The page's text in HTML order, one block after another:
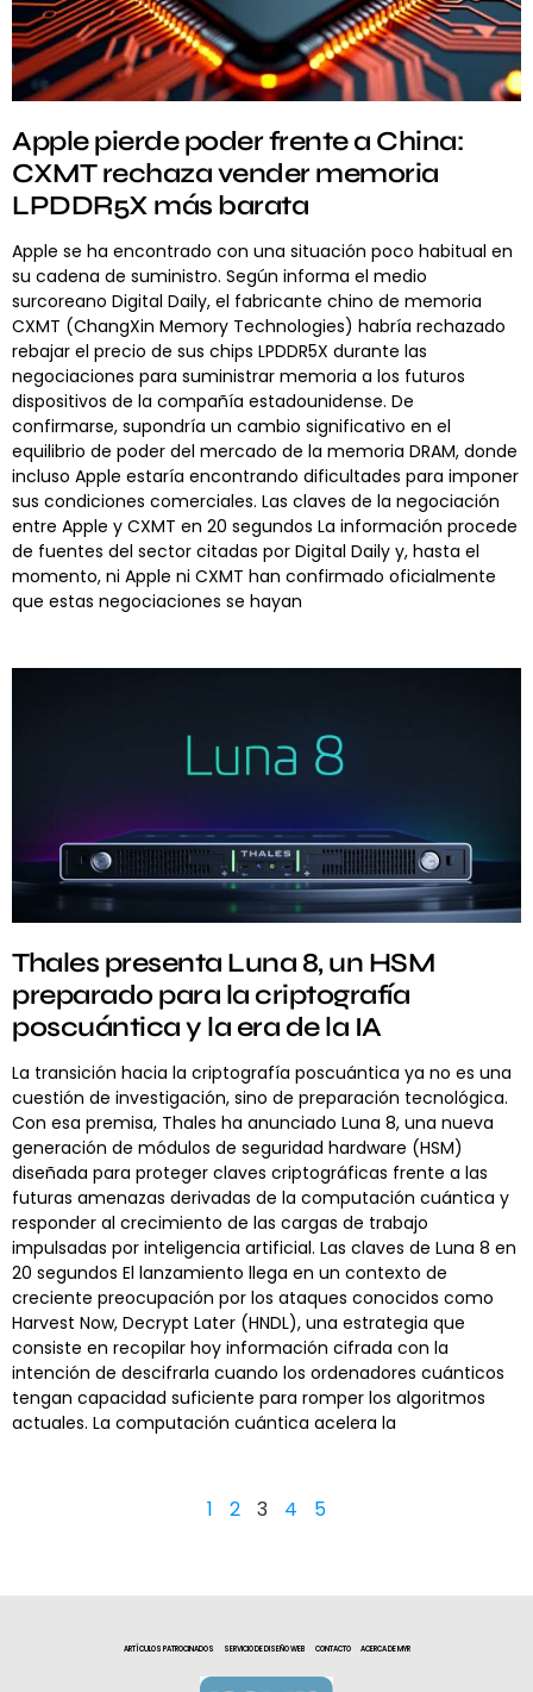
Apple pierde poder frente a China:
CXMT rechaza vender memoria
LPDDR5X más barata
Apple se ha encontrado con una situación poco habitual en
su cadena de suministro. Según informa el medio
surcoreano Digital Daily, el fabricante chino de memoria
CXMT (ChangXin Memory Technologies) habría rechazado
rebajar el precio de sus chips LPDDR5X durante las
negociaciones para suministrar memoria a los futuros
dispositivos de la compañía estadounidense. De
confirmarse, supondría un cambio significativo en el
equilibrio de poder del mercado de la memoria DRAM, donde
incluso Apple estaría encontrando dificultades para imponer
sus condiciones comerciales. Las claves de la negociación
entre Apple y CXMT en 20 segundos La información procede
de fuentes del sector citadas por Digital Daily y, hasta el
momento, ni Apple ni CXMT han confirmado oficialmente
que estas negociaciones se hayan
Thales presenta Luna 8, un HSM
preparado para la criptografía
poscuántica y la era de la IA
La transición hacia la criptografía poscuántica ya no es una
cuestión de investigación, sino de preparación tecnológica.
Con esa premisa, Thales ha anunciado Luna 8, una nueva
generación de módulos de seguridad hardware (HSM)
diseñada para proteger claves criptográficas frente a las
futuras amenazas derivadas de la computación cuántica y
responder al crecimiento de las cargas de trabajo
impulsadas por inteligencia artificial. Las claves de Luna 8 en
20 segundos El lanzamiento llega en un contexto de
creciente preocupación por los ataques conocidos como
Harvest Now, Decrypt Later (HNDL), una estrategia que
consiste en recopilar hoy información cifrada con la
intención de descifrarla cuando los ordenadores cuánticos
tengan capacidad suficiente para romper los algoritmos
actuales. La computación cuántica acelera la
1 2 3 4 5
ARTÍCULOS PATROCINADOS SERVICIO DE DISEÑO WEB CONTACTO ACERCA DE MYR